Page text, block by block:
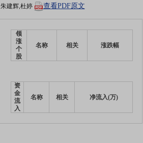
朱建辉,杜婷 查看PDF原文
领
涨
个
股
名称 相关 涨跌幅
资
金
流
入
名称 相关 净流入(万)